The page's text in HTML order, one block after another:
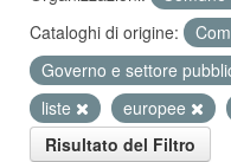
Cataloghi di origine:
Governo e settore
liste
europee
Risultato del Filtro